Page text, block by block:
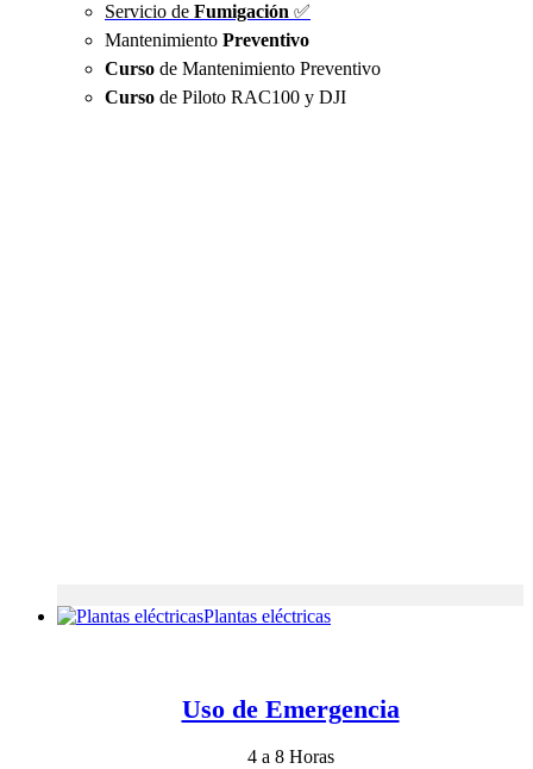
Servicio de Fumigación ✅
Mantenimiento Preventivo
Curso de Mantenimiento Preventivo
Curso de Piloto RAC100 y DJI
Plantas eléctricas
Uso de Emergencia
4 a 8 Horas